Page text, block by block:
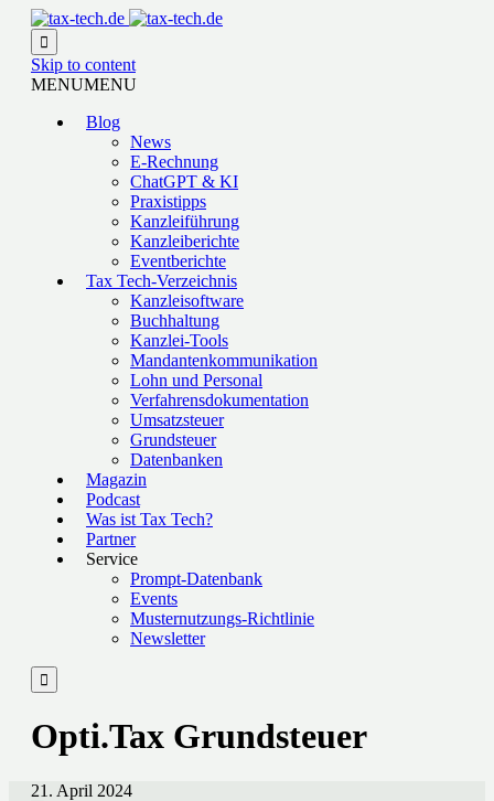

Skip to content
MENUMENU
Blog
News
E-Rechnung
ChatGPT & KI
Praxistipps
Kanzleiführung
Kanzleiberichte
Eventberichte
Tax Tech-Verzeichnis
Kanzleisoftware
Buchhaltung
Kanzlei-Tools
Mandantenkommunikation
Lohn und Personal
Verfahrensdokumentation
Umsatzsteuer
Grundsteuer
Datenbanken
Magazin
Podcast
Was ist Tax Tech?
Partner
Service
Prompt-Datenbank
Events
Musternutzungs-Richtlinie
Newsletter

Opti.Tax Grundsteuer
21. April 2024